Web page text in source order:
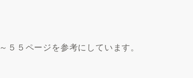
５５ページを参考にしています。